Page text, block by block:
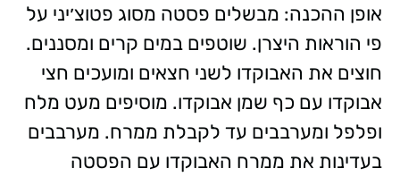
אופן ההכנה: מבשלים פסטה מסוג פטוצ׳יני על
פי הוראות היצרן. שוטפים במים קרים ומסננים.
חוצים את האבוקדו לשני חצאים ומועכים חצי
אבוקדו עם כף שמן אבוקדו. מוסיפים מעט מלח
ופלפל ומערבבים עד לקבלת ממרח. מערבבים
בעדינות את ממרח האבוקדו עם הפסטה